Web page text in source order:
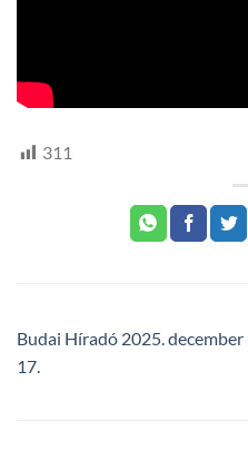
311
Budai Híradó 2025. december
17.